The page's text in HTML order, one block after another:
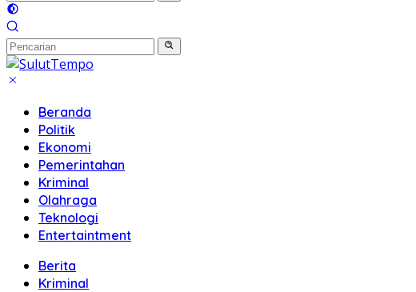
Beranda
Politik
Ekonomi
Pemerintahan
Kriminal
Olahraga
Teknologi
Entertaintment
Berita
Kriminal